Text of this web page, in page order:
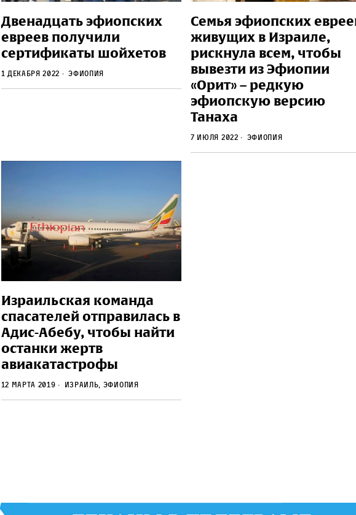
Двенадцать эфиопских
евреев получили
сертификаты шойхетов
1 декабря 2022 Эфиопия
Семья эфиопских
живущих в Израиле,
рискнула всем, чтобы
вывезти из Эфиопии
«Орит» – редкую
эфиопскую версию
Танаха
7 июля 2022 Эфиопия
Израильская команда
спасателей отправилась в
Адис-Абебу, чтобы найти
останки жертв
авиакатастрофы
12 марта 2019 Израиль, Эфиопия